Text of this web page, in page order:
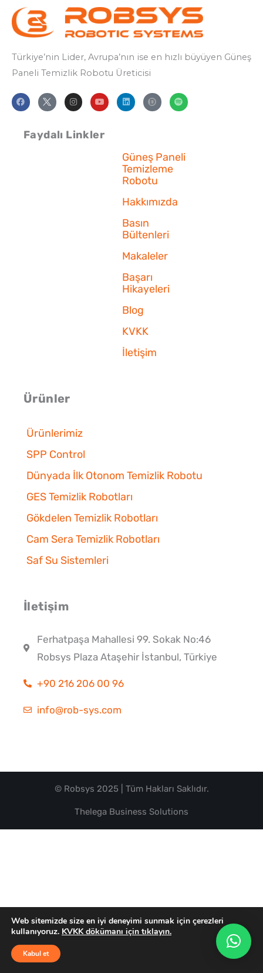
Türkiye’nin Lider, Avrupa’nın ise en hızlı büyüyen Güneş
Paneli Temizlik Robotu Üreticisi
F
a
c
b
o
I
n
s
a
g
Y
o
u
b
L
i
n
n
S
p
o
Faydalı Linkler
Güneş Paneli
Temizleme
Robotu
Hakkımızda
Basın
Bültenleri
Makaleler
Başarı
Hikayeleri
Blog
KVKK
İletişim
Ürünler
Ürünlerimiz
SPP Control
Dünyada İlk Otonom Temizlik Robotu
GES Temizlik Robotları
Gökdelen Temizlik Robotları
Cam Sera Temizlik Robotları
Saf Su Sistemleri
İletişim
Ferhatpaşa Mahallesi 99. Sokak No:46
Robsys Plaza Ataşehir İstanbul, Türkiye
+90 216 206 00 96
info@rob-sys.com
© Robsys 2025 | Tüm Hakları Saklıdır.
Thelega Business Solutions
Web sitemizde size en iyi deneyimi sunmak için çerezleri
kullanıyoruz. KVKK dökümanı için tıklayın.
Kabul et